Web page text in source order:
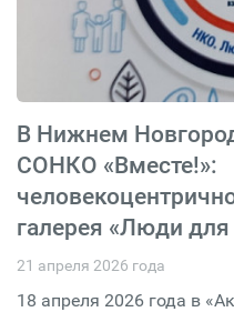
В Нижнем
СОНКО «Вместе!»:
галерея «Люди
21 апреля 2026 года
18 апреля 2026 года в